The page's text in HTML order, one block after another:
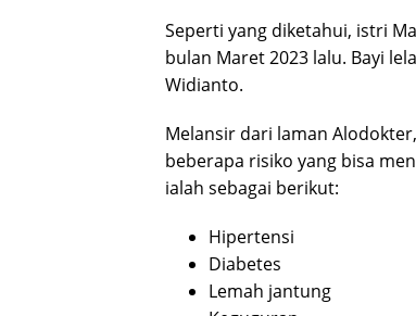
Seperti yang diketahui, istri
bulan Maret 2023 lalu. Bayi
Widianto.
Melansir dari laman
beberapa risiko yang bisa
ialah sebagai berikut:
Hipertensi
Diabetes
Lemah jantung